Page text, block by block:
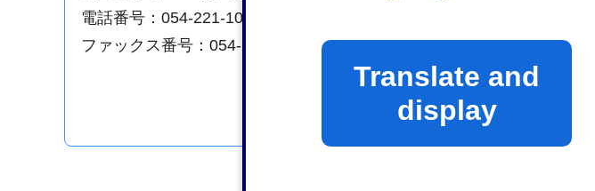
Translate and
display
電話番号：054-221-1049
ファックス番号：054-221-1294